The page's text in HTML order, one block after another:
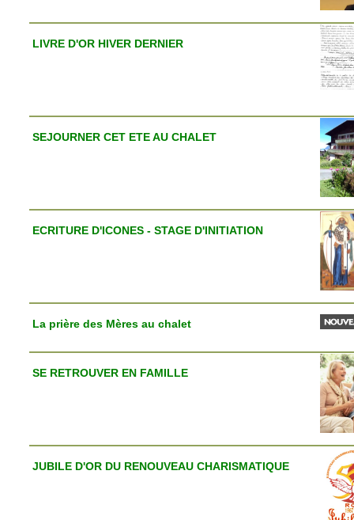
LIVRE D'OR HIVER DERNIER
SEJOURNER CET ETE AU CHALET
ECRITURE D'ICONES - STAGE D'INITIATION
La prière des Mères au chalet
SE RETROUVER EN FAMILLE
JUBILE D'OR DU RENOUVEAU CHARISMATIQUE